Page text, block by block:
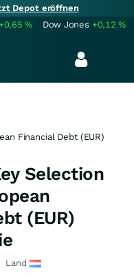
Depot eröffnen
+0,65% Dow Jones +0,12%
Financial Debt (EUR)
Selection
(EUR)
Land